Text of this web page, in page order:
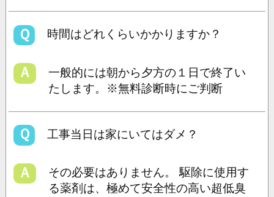
Ｑ 時間はどれくらいかかりますか？
Ａ
一般的には朝から夕方の１日で終了い
たします。※無料診断時にご判断
Ｑ 工事当日は家にいてはダメ？
Ａ
その必要はありません。 駆除に使用す
る薬剤は、極めて安全性の高い超低臭